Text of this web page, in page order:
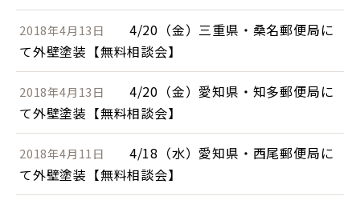
2018年4月13日
4/20（金）三重県・桑名郵便局に
て外壁塗装【無料相談会】
2018年4月13日
4/20（金）愛知県・知多郵便局に
て外壁塗装【無料相談会】
2018年4月11日
4/18（水）愛知県・西尾郵便局に
て外壁塗装【無料相談会】